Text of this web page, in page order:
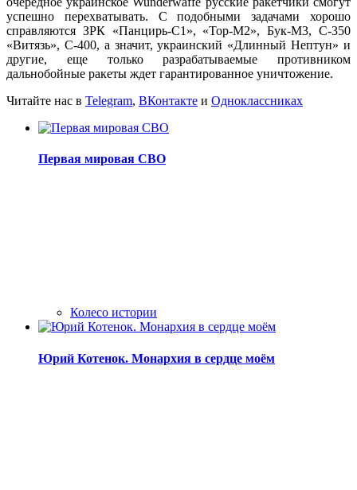
успешно перехватывать. С подобными задачами хорошо
справляются ЗРК «Панцирь-С1», «Тор-М2», Бук-М3, С-350
«Витязь», С-400, а значит, украинский «Длинный Нептун» и
другие, еще только разрабатываемые противником
дальнобойные ракеты ждет гарантированное уничтожение.
Читайте нас в Telegram, ВКонтакте и Одноклассниках
Первая мировая СВО
Колесо истории
Юрий Котенок. Монархия в сердце моём